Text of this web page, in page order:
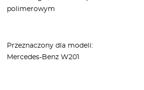
polimerowym
Przeznaczony dla modeli:
Mercedes-Benz W201